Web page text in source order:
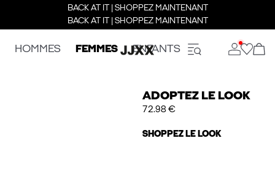
BACK AT IT | SHOPPEZ MAINTENANT
BACK AT IT | SHOPPEZ MAINTENANT
HOMMES FEMMES ENFANTS
ADOPTEZ LE LOOK
72.98 €
SHOPPEZ LE LOOK